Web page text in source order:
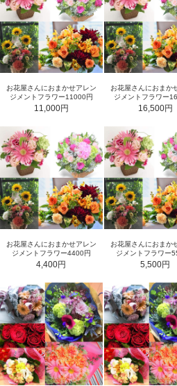
お花屋さんにおまかせアレン
ジメントフラワー11000円
11,000円
お花屋さんにおまか
ジメントフラワー
16,500円
お花屋さんにおまかせアレン
ジメントフラワー4400円
4,400円
お花屋さんにおまか
ジメントフラワー
5,500円